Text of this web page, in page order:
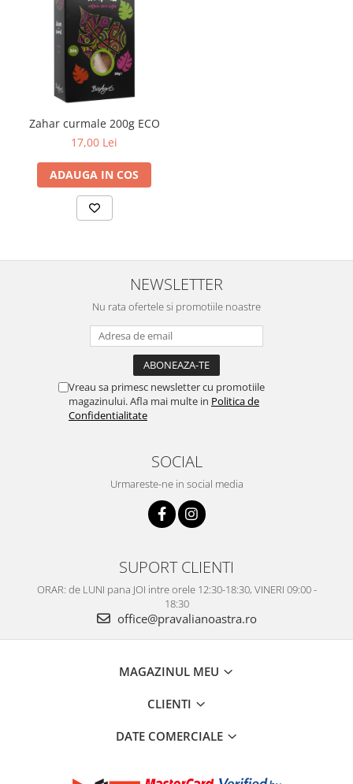
Zahar curmale 200g ECO
17,00 Lei
ADAUGA IN COS
NEWSLETTER
Nu rata ofertele si promotiile noastre
Vreau sa primesc newsletter cu promotiile
magazinului. Afla mai multe in Politica de
Confidentialitate
SOCIAL
Urmareste-ne in social media
SUPORT CLIENTI
ORAR: de LUNI pana JOI intre orele 12:30-18:30, VINERI 09:00 -
18:30
office@pravalianoastra.ro
MAGAZINUL MEU
CLIENTI
DATE COMERCIALE